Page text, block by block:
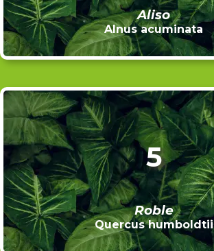
Aliso
Alnus acuminata
5
Roble
Quercus humboldtii